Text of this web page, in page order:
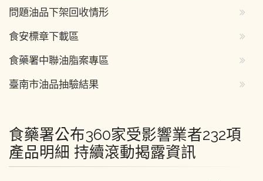
問題油品下架回收情形
食安標章下載區
食藥署中聯油脂案專區
臺南市油品抽驗結果
食藥署公布360家受影響業者232項
產品明細 持續滾動揭露資訊